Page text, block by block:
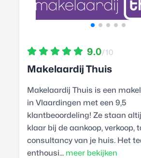
9.0/10
Makelaardij Thuis
Makelaardij Thuis is een
in Vlaardingen met een 9,5
klantbeoordeling! Ze staan
klaar bij de aankoop, verkoop,
consultancy van je huis. Het
enthousi... meer bekijken